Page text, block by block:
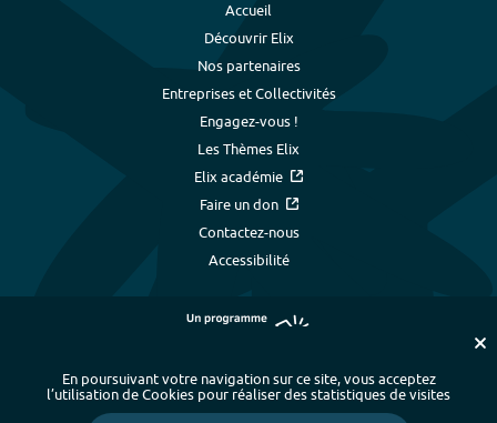
Accueil
Découvrir Elix
Nos partenaires
Entreprises et Collectivités
Engagez-vous !
Les Thèmes Elix
Elix académie
Faire un don
Contactez-nous
Accessibilité
Plan du site - Index alphabétique -
En poursuivant votre navigation sur ce site, vous acceptez
l’utilisation de Cookies pour réaliser des statistiques de visites